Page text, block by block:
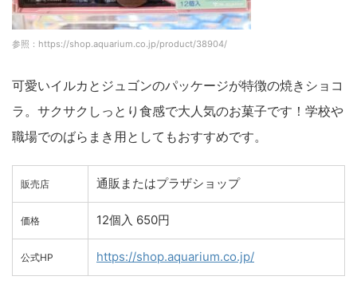
参照：https://shop.aquarium.co.jp/product/38904/
可愛いイルカとジュゴンのパッケージが特徴の焼きショコ
ラ。サクサクしっとり食感で大人気のお菓子です！学校や
職場でのばらまき用としてもおすすめです。
販売店 通販またはプラザショップ
価格 12個入 650円
公式HP https://shop.aquarium.co.jp/